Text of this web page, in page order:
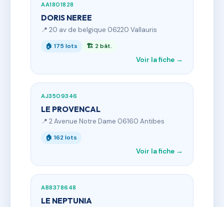
AA1801828
DORIS NEREE
📍 20 av de belgique 06220 Vallauris
🏠 175 lots 🏗 2 bât.
Voir la fiche →
AJ3509346
LE PROVENCAL
📍 2 Avenue Notre Dame 06160 Antibes
🏠 162 lots
Voir la fiche →
AB8378648
LE NEPTUNIA